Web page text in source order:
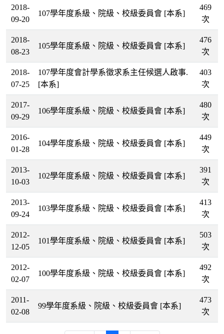
2018-
09-20
107學年度系級、院級、校級委員會 [本系]
469
次
2018-
08-23
105學年度系級、院級、校級委員會 [本系]
476
次
2018-
07-25
107學年度會計學系徵求系主任候選人啟事.
[本系]
403
次
2017-
09-29
106學年度系級、院級、校級委員會 [本系]
480
次
2016-
01-28
104學年度系級、院級、校級委員會 [本系]
449
次
2013-
10-03
102學年度系級、院級、校級委員會 [本系]
391
次
2013-
09-24
103學年度系級、院級、校級委員會 [本系]
413
次
2012-
12-05
101學年度系級、院級、校級委員會 [本系]
503
次
2012-
02-07
100學年度系級、院級、校級委員會 [本系]
492
次
2011-
02-08
99學年度系級、院級、校級委員會 [本系]
473
次